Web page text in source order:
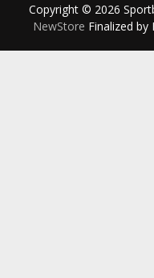
Copyright © 2026
NewStore Finalized by